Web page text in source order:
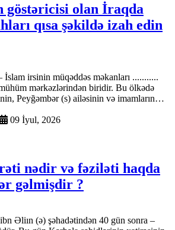
olan İraqda
qısa şəkildə izah edin
İslam irsinin müqəddəs məkanları ...........
mərkəzlərindən biridir. Bu ölkədə
Peyğəmbər (s) ailəsinin və imamların…
09 İyul, 2026
nədir və fəziləti haqda
gəlmişdir ?
Əliın (ə) şəhadətindən 40 gün sonra –